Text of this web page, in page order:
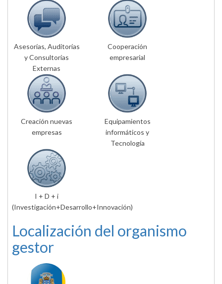
Asesorías, Auditorías
y Consultorías
Externas
Cooperación
empresarial
Creación nuevas
empresas
Equipamientos
informáticos y
Tecnología
I + D + i
(Investigación+Desarrollo+Innovación)
Localización del organismo
gestor